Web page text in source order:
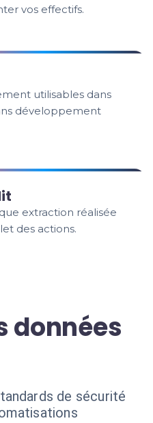
vos effectifs.
utilisables dans
développement
extraction réalisée
des actions.
données
de sécurité